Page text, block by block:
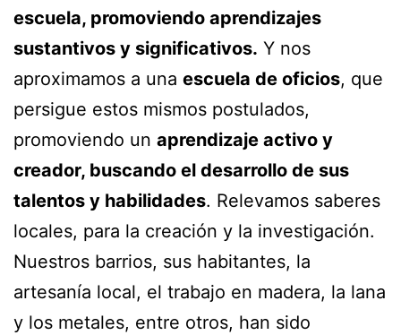
escuela, promoviendo aprendizajes
sustantivos y significativos. Y nos
aproximamos a una escuela de oficios, que
persigue estos mismos postulados,
promoviendo un aprendizaje activo y
creador, buscando el desarrollo de sus
talentos y habilidades. Relevamos saberes
locales, para la creación y la investigación.
Nuestros barrios, sus habitantes, la
artesanía local, el trabajo en madera, la lana
y los metales, entre otros, han sido